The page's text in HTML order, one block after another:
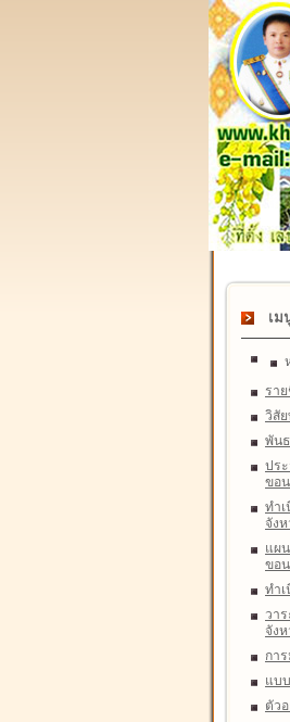
เม
รา
วิสั
พัน
ปร
ขอ
ทำ
จัง
แผ
ขอ
ทำ
วา
จัง
กา
แบ
ตัว